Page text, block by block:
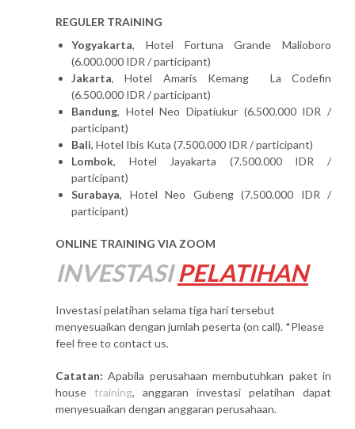
REGULER TRAINING
Yogyakarta, Hotel Fortuna Grande Malioboro
(6.000.000 IDR / participant)
Jakarta, Hotel Amaris Kemang La Codefin
(6.500.000 IDR / participant)
Bandung, Hotel Neo Dipatiukur (6.500.000 IDR /
participant)
Bali, Hotel Ibis Kuta (7.500.000 IDR / participant)
Lombok, Hotel Jayakarta (7.500.000 IDR /
participant)
Surabaya, Hotel Neo Gubeng (7.500.000 IDR /
participant)
ONLINE TRAINING VIA ZOOM
INVESTASI PELATIHAN
Investasi pelatihan selama tiga hari tersebut
menyesuaikan dengan jumlah peserta (on call). *Please
feel free to contact us.
Catatan: Apabila perusahaan membutuhkan paket in
house training, anggaran investasi pelatihan dapat
menyesuaikan dengan anggaran perusahaan.